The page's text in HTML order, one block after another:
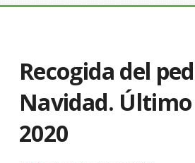
Recogida del
Navidad.
2020